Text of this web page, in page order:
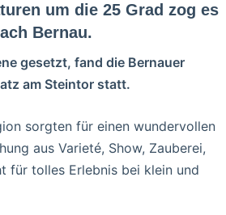
um die 25 Grad zog es
Bernau.
gesetzt, fand die Bernauer
am Steintor statt.
sorgten für einen wundervollen
aus Varieté, Show, Zauberei,
für tolles Erlebnis bei klein und